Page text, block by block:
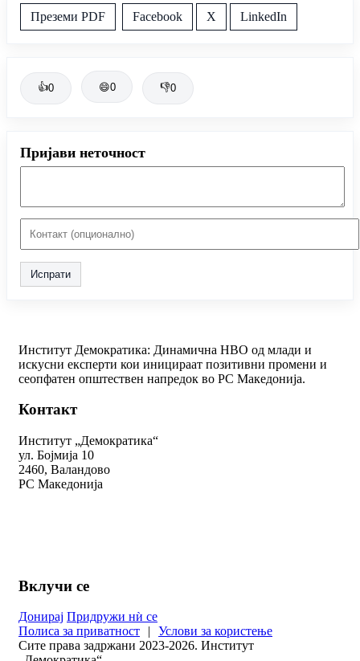
Преземи PDF Facebook X LinkedIn
👍0 😄0 👎0
Пријави неточност
Испрати
Институт Демократика: Динамична НВО од млади и
искусни експерти кои иницираат позитивни промени и
сеопфатен општествен напредок во РС Македонија.
Контакт
Институт „Демократика“
ул. Бојмија 10
2460, Валандово
РС Македонија
Вклучи се
Донирај Придружи нѝ се
Полиса за приватност
|
Услови за користење
Сите права задржани 2023-2026. Институт